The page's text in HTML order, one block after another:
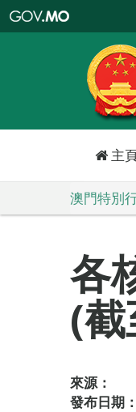
特
政
區
政
口
主
澳門特別
各
(
來源：
發布日期：